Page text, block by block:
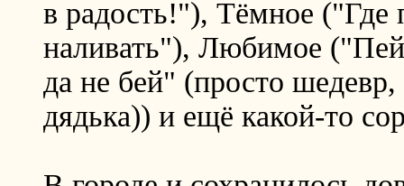
в радость!"), Тёмное ("Где
наливать"), Любимое
да не бей" (просто
дядька)) и ещё какой-то